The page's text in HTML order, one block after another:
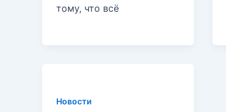
тому, что всё
Новости